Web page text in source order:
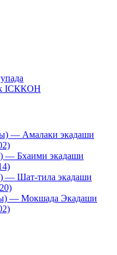
ІСККОН
— Амалаки экадаши
— Бхаими экадаши
— Шат-тила экадаши
— Мокшада Экадаши